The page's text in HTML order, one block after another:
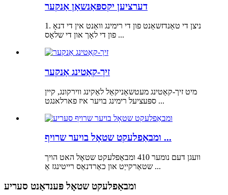
דערציען יקספּאַנשאַן אַנקער
1. ניצן די טאַנדזשאַנט פון די רימינג וואַנט אין די דנאָ
פון די לאָך און די שלאָס ...
זיך-קאַטינג אַנקער
מיט זיך-קאַטינג מעטשאַניקאַל לאַקינג ווירקונג, קיין
ספּעציעל רימינג בויער איז פארלאנגט ...
ומבאַפלעקט שטאָל בויער שרויף ...
וועגן דעם נומער 410 ומבאַפלעקט שטאָל האט הויך
שטאַרקייַט און כאַרדנאַס רייטינגז אַ ...
ומבאַפלעקט שטאָל פּענדאַנט סעריע